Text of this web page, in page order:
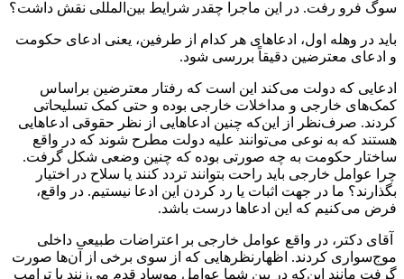
سوگ فرو رفت. در این ماجرا چقدر شرایط بین‌المللی نقش داشت؟
باید در وهله اول، ادعاهای هر کدام از طرفین، یعنی ادعای حکومت
و ادعای معترضین دقیقاً بررسی شود.
ادعایی که دولت می‌کند این است که رفتار معترضین براساس
کمک‌های خارجی و مداخلات خارجی بوده و حتی کمک تسلیحاتی
کردند. صرف‌نظر از این‌که چنین ادعاهایی از نظر حقوقی ادعاهایی
هستند که به نوعی می‌توانند علیه دولت مطرح شوند که در واقع
ساختار حکومت به چه صورتی بوده که چنین وضعی شکل گرفت.
چرا عوامل خارجی باید راحت بتوانند تردد کنند یا سلاح در اختیار
بگذارند؟ ما در جهت اثبات یا رد کردن این ادعا نیستیم. در واقع،
فرض می‌کنیم که این ادعاها درست باشد.
آقای دکتر، در واقع عوامل خارجی بر اعتراضات طبیعی داخلی
موج‌سواری کردند. اظهارنظرهایی که از سوی برخی از آن‌ها صورت
گرفت مانند این‌که در بین شما عوامل موساد قدم می‌زنند یا ترامپ